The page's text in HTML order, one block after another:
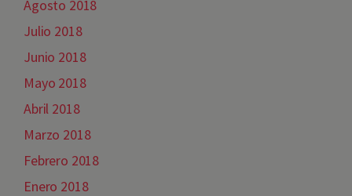
Agosto 2018
Julio 2018
Junio 2018
Mayo 2018
Abril 2018
Marzo 2018
Febrero 2018
Enero 2018